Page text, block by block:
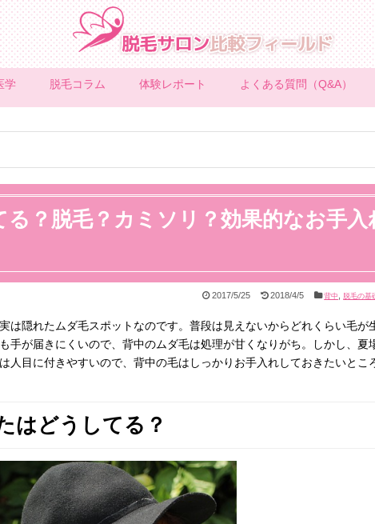
学 脱毛コラム 体験レポート よくある質問（Q&A）
？脱毛？カミソリ？効果的なお手入
2017/5/25 2018/4/5 背中 脱毛の基
は隠れたムダ毛スポットなのです。普段は見えないからどれくらい毛が
手が届きにくいので、背中のムダ毛は処理が甘くなりがち。しかし、夏
人目に付きやすいので、背中の毛はしっかりお手入れしておきたいとこ
はどうしてる？